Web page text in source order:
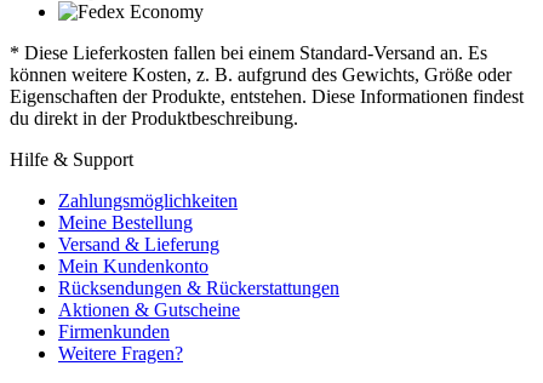
* Diese Lieferkosten fallen bei einem Standard-Versand an. Es
können weitere Kosten, z. B. aufgrund des Gewichts, Größe oder
Eigenschaften der Produkte, entstehen. Diese Informationen findest
du direkt in der Produktbeschreibung.
Hilfe & Support
Zahlungsmöglichkeiten
Meine Bestellung
Versand & Lieferung
Mein Kundenkonto
Rücksendungen & Rückerstattungen
Aktionen & Gutscheine
Firmenkunden
Weitere Fragen?